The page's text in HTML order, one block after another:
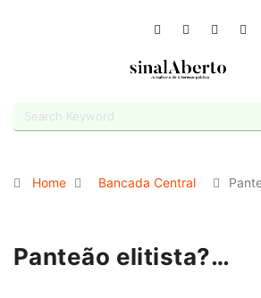
Home Bancada Central
Panteão elitista?…